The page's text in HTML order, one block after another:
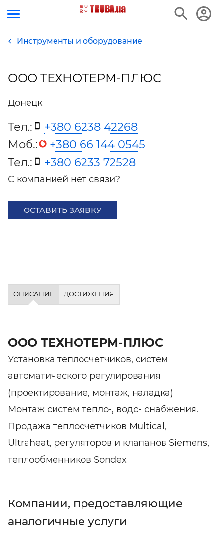
Инструменты и оборудование
ООО ТЕХНОТЕРМ-ПЛЮС
Донецк
Тел.:
+380 6238 42268
Моб.:
+380 66 144 0545
Тел.:
+380 6233 72528
С компанией нет связи?
ОСТАВИТЬ ЗАЯВКУ
ОПИСАНИЕ ДОСТИЖЕНИЯ
ООО ТЕХНОТЕРМ-ПЛЮС
Установка теплосчетчиков, систем
автоматического регулирования
(проектирование, монтаж, наладка)
Монтаж систем тепло-, водо- снабжения.
Продажа теплосчетчиков Multical,
Ultraheat, регуляторов и клапанов Siemens,
теплообменников Sondex
Компании, предоставляющие
аналогичные услуги